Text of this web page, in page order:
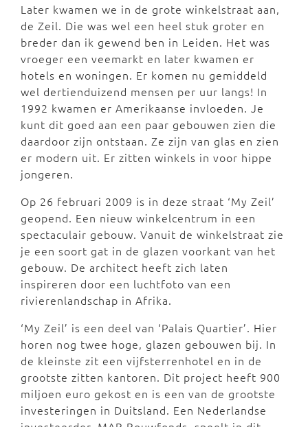
Later kwamen we in de grote winkelstraat aan,
de Zeil. Die was wel een heel stuk groter en
breder dan ik gewend ben in Leiden. Het was
vroeger een veemarkt en later kwamen er
hotels en woningen. Er komen nu gemiddeld
wel dertienduizend mensen per uur langs! In
1992 kwamen er Amerikaanse invloeden. Je
kunt dit goed aan een paar gebouwen zien die
daardoor zijn ontstaan. Ze zijn van glas en zien
er modern uit. Er zitten winkels in voor hippe
jongeren.
Op 26 februari 2009 is in deze straat ‘My Zeil’
geopend. Een nieuw winkelcentrum in een
spectaculair gebouw. Vanuit de winkelstraat zie
je een soort gat in de glazen voorkant van het
gebouw. De architect heeft zich laten
inspireren door een luchtfoto van een
rivierenlandschap in Afrika.
‘My Zeil’ is een deel van ‘Palais Quartier’. Hier
horen nog twee hoge, glazen gebouwen bij. In
de kleinste zit een vijfsterrenhotel en in de
grootste zitten kantoren. Dit project heeft 900
miljoen euro gekost en is een van de grootste
investeringen in Duitsland. Een Nederlandse